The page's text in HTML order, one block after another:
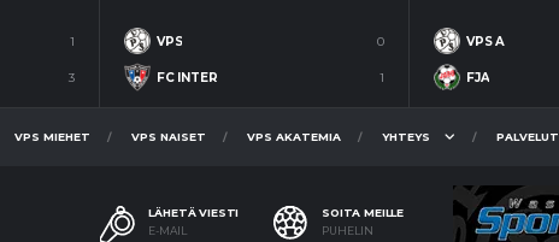
1
3
VPS 0
FC INTER 1
VPS A
FJA
VPS MIEHET VPS NAISET VPS AKATEMIA YHTEYS PALVELUT
LÄHETÄ VIESTI
E-MAIL
SOITA MEILLE
PUHELIN